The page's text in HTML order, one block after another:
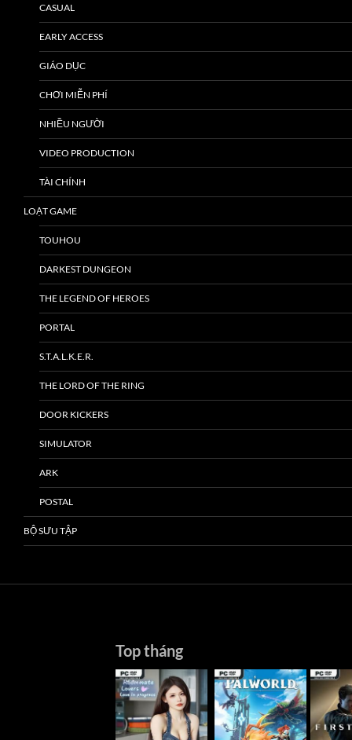
CASUAL
EARLY ACCESS
GIÁO DỤC
CHƠI MIỄN PHÍ
NHIỀU NGƯỜI
VIDEO PRODUCTION
TÀI CHÍNH
LOẠT GAME
TOUHOU
DARKEST DUNGEON
THE LEGEND OF HEROES
PORTAL
S.T.A.L.K.E.R.
THE LORD OF THE RING
DOOR KICKERS
SIMULATOR
ARK
POSTAL
BỘ SƯU TẬP
Top tháng